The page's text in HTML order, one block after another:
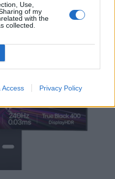
Use,
of my
with the
collected.
Access Privacy Policy